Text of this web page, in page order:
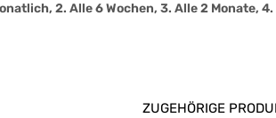
2. Alle 6 Wochen, 3. Alle 2 Monate,
ZUGEHÖRIGE